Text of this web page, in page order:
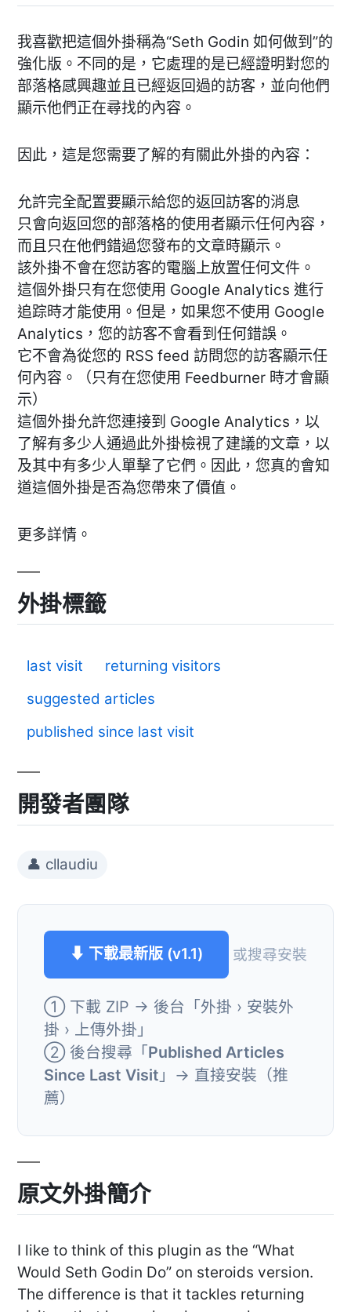
我喜歡把這個外掛稱為“Seth Godin 如何做到”的
強化版。不同的是，它處理的是已經證明對您的
部落格感興趣並且已經返回過的訪客，並向他們
顯示他們正在尋找的內容。
因此，這是您需要了解的有關此外掛的內容：
允許完全配置要顯示給您的返回訪客的消息
只會向返回您的部落格的使用者顯示任何內容，
而且只在他們錯過您發布的文章時顯示。
該外掛不會在您訪客的電腦上放置任何文件。
這個外掛只有在您使用 Google Analytics 進行
追踪時才能使用。但是，如果您不使用 Google
Analytics，您的訪客不會看到任何錯誤。
它不會為從您的 RSS feed 訪問您的訪客顯示任
何內容。（只有在您使用 Feedburner 時才會顯
示）
這個外掛允許您連接到 Google Analytics，以
了解有多少人通過此外掛檢視了建議的文章，以
及其中有多少人單擊了它們。因此，您真的會知
道這個外掛是否為您帶來了價值。
更多詳情。
外掛標籤
last visit
returning visitors
suggested articles
published since last visit
開發者團隊
👤 cllaudiu
⬇ 下載最新版 (v1.1) 或搜尋安裝
① 下載 ZIP → 後台「外掛 › 安裝外
掛 › 上傳外掛」
② 後台搜尋「Published Articles
Since Last Visit 」→ 直接安裝（推
薦）
原文外掛簡介
I like to think of this plugin as the “What
Would Seth Godin Do” on steroids version.
The difference is that it tackles returning